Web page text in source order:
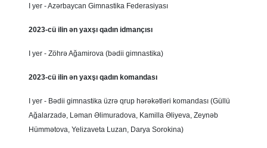
I yer - Azərbaycan Gimnastika Federasiyası
2023-cü ilin ən yaxşı qadın idmançısı
I yer - Zöhrə Ağamirova (bədii gimnastika)
2023-cü ilin ən yaxşı qadın komandası
I yer - Bədii gimnastika üzrə qrup hərəkətləri komandası (Güllü
Ağalarzadə, Ləman Əlimuradova, Kamilla Əliyeva, Zeynəb
Hümmətova, Yelizaveta Luzan, Darya Sorokina)